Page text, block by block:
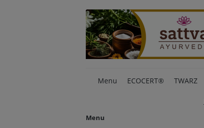
Menu ECOCERT® TWARZ
Menu